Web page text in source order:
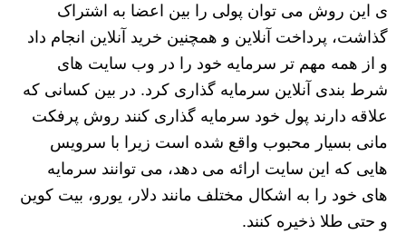
ی این روش می‌ توان پولی را بین اعضا به اشتراک
گذاشت، پرداخت آنلاین و همچنین خرید آنلاین انجام داد
و از همه مهم تر سرمایه خود را در وب سایت‌ های
شرط‌ بندی آنلاین سرمایه‌ گذاری کرد. در بین کسانی که
علاقه دارند پول خود سرمایه‌ گذاری کنند روش پرفکت
مانی بسیار محبوب واقع شده است زیرا با سرویس
هایی که این سایت ارائه می دهد، می‌ توانند سرمایه
های خود را به اشکال مختلف مانند دلار، یورو، بیت کوین
و حتی طلا ذخیره کنند.